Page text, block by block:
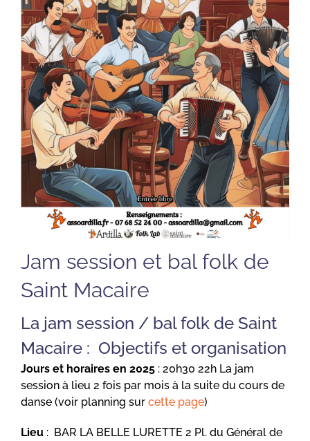
Jam session et bal folk de
Saint Macaire
La jam session / bal folk de Saint
Macaire : Objectifs et organisation
Jours et horaires en 2025 : 20h30 22h La jam
session à lieu 2 fois par mois à la suite du cours de
danse (voir planning sur cette page)
Lieu : BAR LA BELLE LURETTE 2 Pl. du Général de